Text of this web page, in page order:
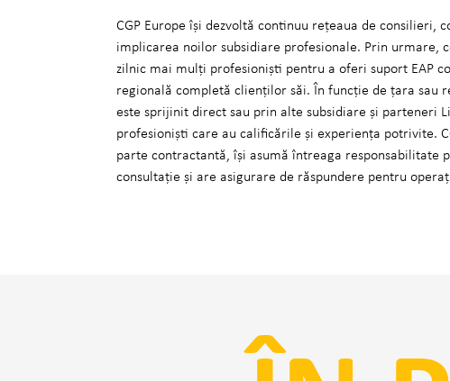
CGP Europe își dezvoltă continuu rețeaua de consilieri,
implicarea noilor subsidiare profesionale. Prin urmare,
zilnic mai mulți profesioniști pentru a oferi suport EAP
regională completă clienților săi. În funcție de țara sau
este sprijinit direct sau prin alte subsidiare și parteneri
profesioniști care au calificările și experiența potrivite.
parte contractantă, își asumă întreaga responsabilitate
consultație și are asigurare de răspundere pentru